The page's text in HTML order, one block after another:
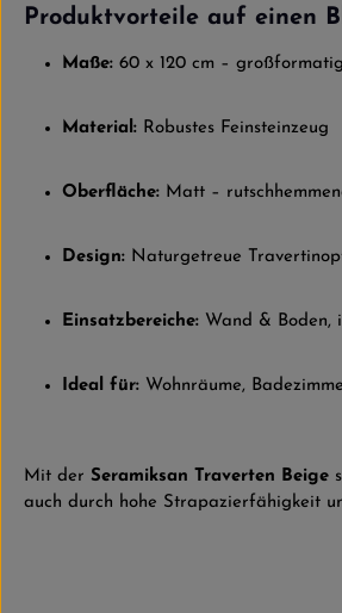
Produktvorteile auf einen
Maße: 60 x 120 cm –
Material: Robustes Feinsteinzeug
Oberfläche: Matt –
Design: Naturgetreue
Einsatzbereiche: Wand & Boden,
Ideal für: Wohnräume,
Mit der Seramiksan Traverten Beige
auch durch hohe Strapazierfähigkeit